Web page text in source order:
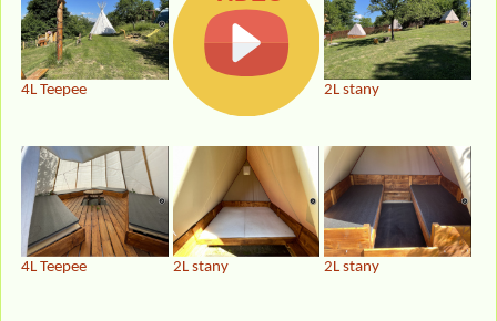
4L Teepee 2L stany
4L Teepee 2L stany 2L stany